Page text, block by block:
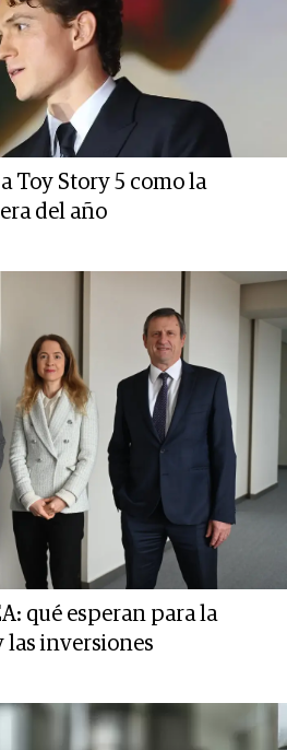
Toy Story 5 como la
del año
qué esperan para la
las inversiones